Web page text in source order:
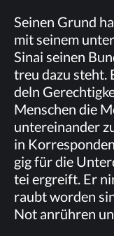
Sei­nen Grund
mit sei­nem
Si­nai sei­nen
treu dazu steht.
deln
Men­schen die
un­ter­ein­an­der
in
gig für die
tei er­greift. Er
raubt wor­den
Not an­rüh­ren